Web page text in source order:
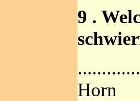
9 .
Horn